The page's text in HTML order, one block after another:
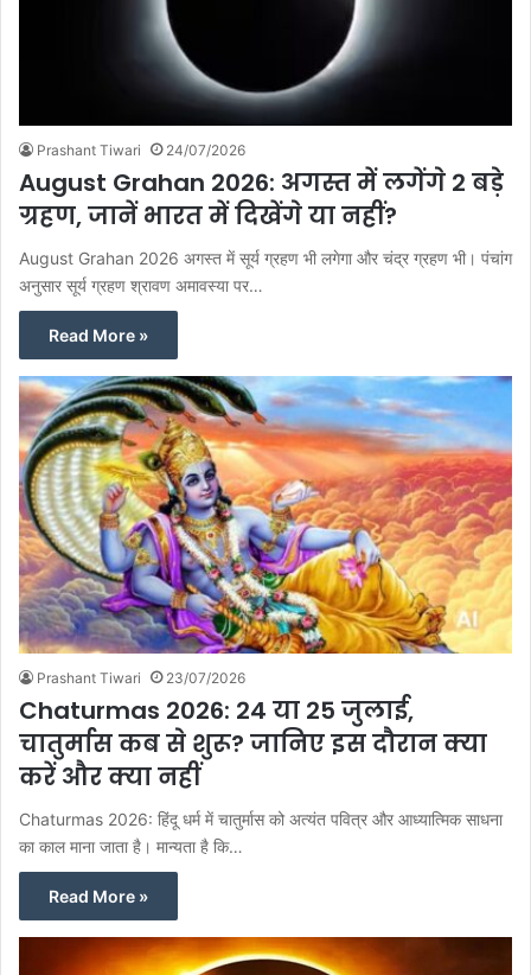
Prashant Tiwari 24/07/2026
August Grahan 2026: अगस्त में लगेंगे 2 बड़े
ग्रहण, जानें भारत में दिखेंगे या नहीं?
August Grahan 2026 अगस्त में सूर्य ग्रहण भी लगेगा और चंद्र ग्रहण भी। पंचांग
अनुसार सूर्य ग्रहण श्रावण अमावस्या पर…
Read More »
Prashant Tiwari 23/07/2026
Chaturmas 2026: 24 या 25 जुलाई,
चातुर्मास कब से शुरू? जानिए इस दौरान क्या
करें और क्या नहीं
Chaturmas 2026: हिंदू धर्म में चातुर्मास को अत्यंत पवित्र और आध्यात्मिक साधना
का काल माना जाता है। मान्यता है कि…
Read More »